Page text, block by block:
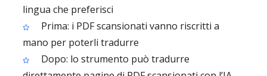
lingua che preferisci
Prima: i PDF scansionati vanno riscritti a
mano per poterli tradurre
Dopo: lo strumento può tradurre